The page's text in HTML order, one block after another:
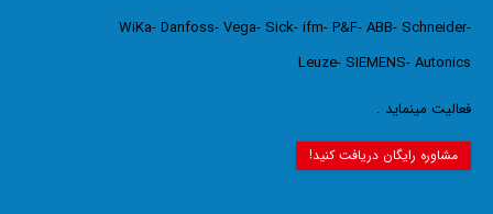
WiKa- Danfoss- Vega- Sick- ifm- P&F- ABB- Schneider-
Leuze- SIEMENS- Autonics
فعالیت مینماید .
مشاوره رایگان دریافت کنید!